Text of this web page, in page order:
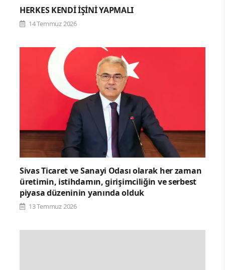
HERKES KENDİ İŞİNİ YAPMALI
14 Temmuz 2026
Sivas Ticaret ve Sanayi Odası olarak her zaman
üretimin, istihdamın, girişimciliğin ve serbest
piyasa düzeninin yanında olduk
13 Temmuz 2026